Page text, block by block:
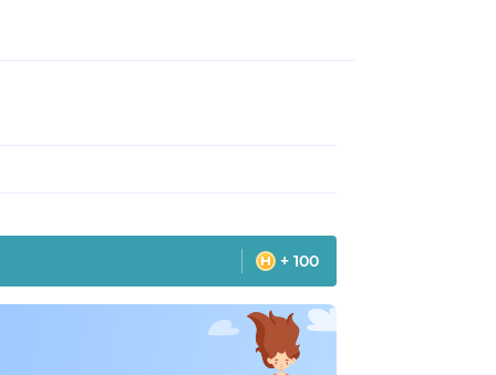
+ 100